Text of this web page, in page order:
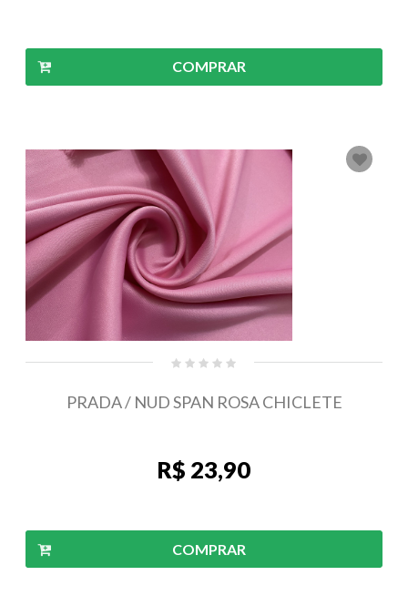
COMPRAR
PRADA / NUD SPAN ROSA CHICLETE
R$ 23,90
COMPRAR